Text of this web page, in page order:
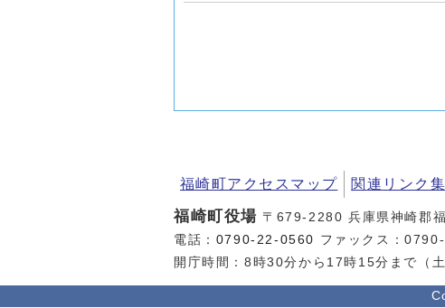
福崎町アクセスマップ 関連リンク集
福崎町役場 〒679-2280 兵庫県神崎郡
電話： 0790-22-0560 ファックス：
開庁時間：8時30分から17時15分まで（